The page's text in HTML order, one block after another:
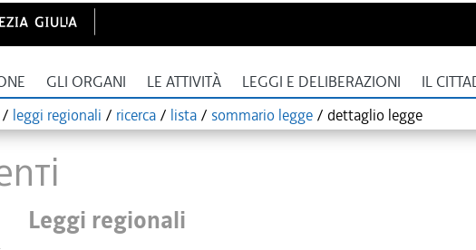
GLI ORGANI LE ATTIVITÀ LEGGI E DELIBERAZIONI IL
/ leggi regionali / ricerca / lista / sommario legge / dettaglio legge
Leggi regionali